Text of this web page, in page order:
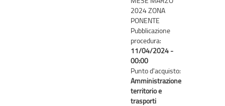
2024 ZONA
PONENTE
Pubblicazione
procedura:
11/04/2024 -
00:00
Punto d'acquisto:
Amministrazione
territorio e
trasporti